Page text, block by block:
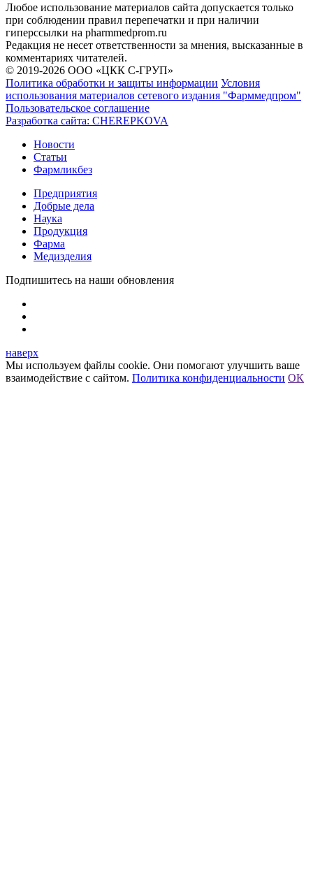
Любое использование материалов сайта допускается только
при соблюдении правил перепечатки и при наличии
гиперссылки на pharmmedprom.ru
Редакция не несет ответственности за мнения, высказанные в
комментариях читателей.
© 2019-2026 ООО «ЦКК С-ГРУП»
Политика обработки и защиты информации Условия
использования материалов сетевого издания "Фарммедпром"
Пользовательское соглашение
Разработка сайта: CHEREPKOVA
Новости
Статьи
Фармликбез
Предприятия
Добрые дела
Наука
Продукция
Фарма
Медизделия
Подпишитесь на наши обновления
наверх
Мы используем файлы cookie. Они помогают улучшить ваше
взаимодействие с сайтом. Политика конфиденциальности ОК